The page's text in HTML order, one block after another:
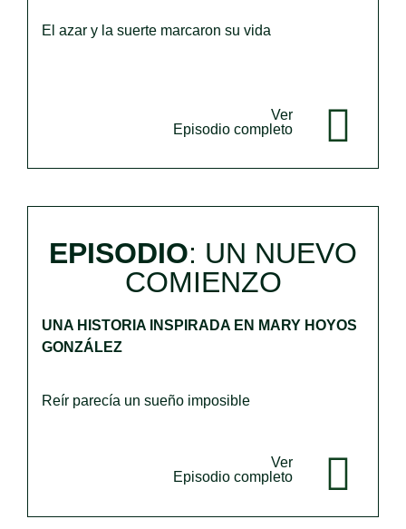
El azar y la suerte marcaron su vida
Ver
Episodio completo
EPISODIO: UN NUEVO
COMIENZO
UNA HISTORIA INSPIRADA EN MARY HOYOS
GONZÁLEZ
Reír parecía un sueño imposible
Ver
Episodio completo